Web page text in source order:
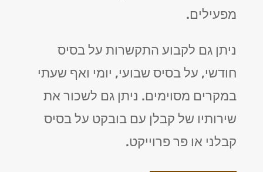
מפעילים.
ניתן גם לקבוע התקשרות על בסיס
חודשי, על בסיס שבועי, יומי ואף שעתי
במקרים מסוימים. ניתן גם לשכור את
שירותיו של קבלן עם בובקט על בסיס
קבלני או פר פרוייקט.